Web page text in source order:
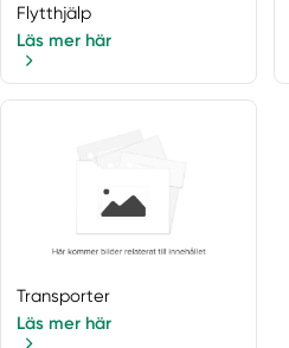
Flytthjälp
Läs mer här
Transporter
Läs mer här